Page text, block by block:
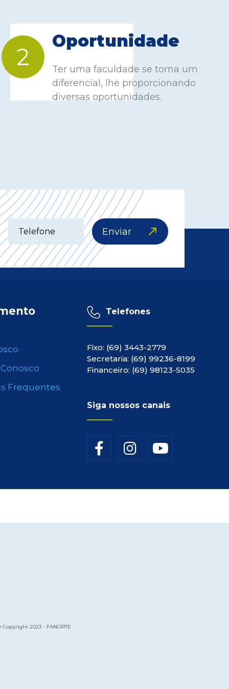
2
Oportunidade
Ter uma faculdade se torna um
diferencial, lhe proporcionando
diversas oportunidades.
Enviar
Frequentes
Telefones
Fixo: (69) 3443-2779
Secretaria: (69) 99236-8199
Financeiro: (69) 98123-5035
Siga nossos canais
Copyright 2023 - FANORTE